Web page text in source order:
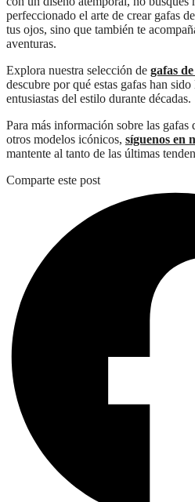
perfeccionado el arte de crear gafas
tus ojos, sino que también te
aventuras.
Explora nuestra selección de gafas
descubre por qué estas gafas han
entusiastas del estilo durante décadas.
Para más información sobre las
otros modelos icónicos, síguenos en
mantente al tanto de las últimas
Comparte este post